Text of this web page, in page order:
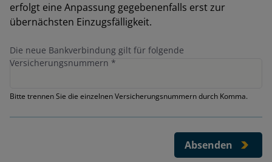
erfolgt eine Anpassung gegebenenfalls erst zur
übernächsten Einzugsfälligkeit.
Die neue Bankverbindung gilt für folgende
Versicherungsnummern *
Bitte trennen Sie die einzelnen Versicherungsnummern durch Komma.
Absenden